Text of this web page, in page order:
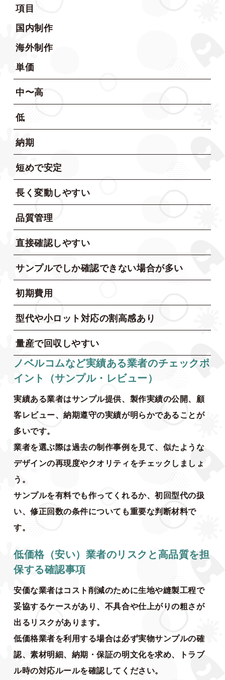
項目
国内制作
海外制作
単価
中〜高
低
納期
短めで安定
長く変動しやすい
品質管理
直接確認しやすい
サンプルでしか確認できない場合が多い
初期費用
型代や小ロット対応の割高感あり
量産で回収しやすい
ノベルコムなど実績ある業者のチェックポ
イント（サンプル・レビュー）
実績ある業者はサンプル提供、製作実績の公開、顧
客レビュー、納期遵守の実績が明らかであることが
多いです。
業者を選ぶ際は過去の制作事例を見て、似たような
デザインの再現度やクオリティをチェックしましょ
う。
サンプルを有料でも作ってくれるか、初回型代の扱
い、修正回数の条件についても重要な判断材料で
す。
低価格（安い）業者のリスクと高品質を担
保する確認事項
安価な業者はコスト削減のために生地や縫製工程で
妥協するケースがあり、不具合や仕上がりの粗さが
出るリスクがあります。
低価格業者を利用する場合は必ず実物サンプルの確
認、素材明細、納期・保証の明文化を求め、トラブ
ル時の対応ルールを確認してください。